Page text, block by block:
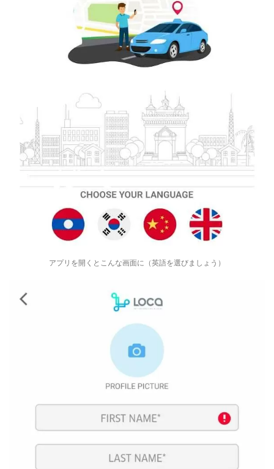
アプリを開くとこんな画面に（英語を選びましょう）